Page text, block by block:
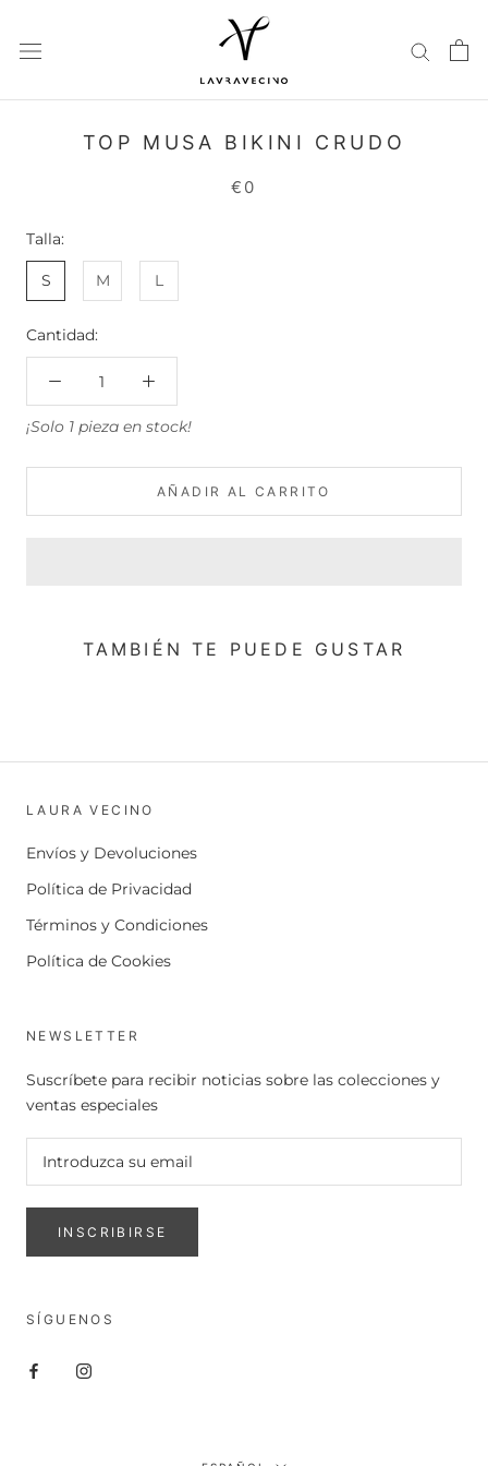
contenido
TOP MUSA BIKINI CRUDO
€0
Talla:
S M L
Cantidad:
¡Solo 1 pieza en stock!
AÑADIR AL CARRITO
TAMBIÉN TE PUEDE GUSTAR
LAURA VECINO
Envíos y Devoluciones
Política de Privacidad
Términos y Condiciones
Política de Cookies
NEWSLETTER
Suscríbete para recibir noticias sobre las colecciones y
ventas especiales
INSCRIBIRSE
SÍGUENOS